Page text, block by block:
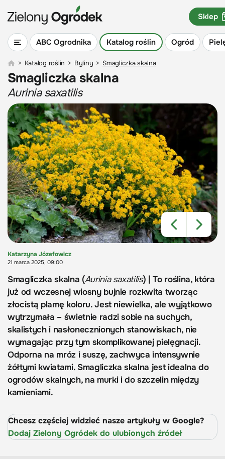
ABC Ogrodnika Katalog roślin Ogród
Sklep
> Katalog roślin > Byliny > Smagliczka skalna
Smagliczka skalna
Aurinia saxatilis
Katarzyna Józefowicz
21 marca 2025, 09:00
Smagliczka skalna (Aurinia saxatilis) | To roślina, która
już od wczesnej wiosny bujnie rozkwita tworząc
złocistą plamę koloru. Jest niewielka, ale wyjątkowo
wytrzymała – świetnie radzi sobie na suchych,
skalistych i nasłonecznionych stanowiskach, nie
wymagając przy tym skomplikowanej pielęgnacji.
Odporna na mróz i suszę, zachwyca intensywnie
żółtymi kwiatami. Smagliczka skalna jest idealna do
ogrodów skalnych, na murki i do szczelin między
kamieniami.
Chcesz częściej widzieć nasze artykuły w Google?
Dodaj Zielony Ogródek do ulubionych źródeł